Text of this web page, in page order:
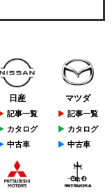
日産
記事一覧
カタログ
中古車
マツダ
記事一覧
カタログ
中古車